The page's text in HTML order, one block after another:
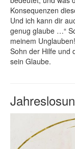
Konsequenzen
Und ich kann dir
genug glaube …“
meinem
Sohn der Hilfe und
sein Glaube.